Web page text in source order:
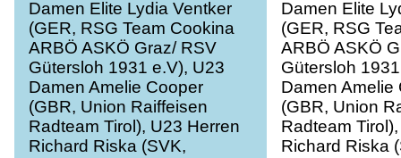
Amelie Cooper (GBR, Union
Raiffeisen Radteam Tirol),
U23 Herren Richard Riska
(SVK, Hrinkow Advarics), ,
Cycling League Austria
Radliga, Mühlviertler
Hügelwelt Classic Elite
Damen, Königswiesen, OÖ
Amelie
Raiffeisen
U23 Herren
(SVK, Hrinkow
Cycling
Radliga,
Hügelwelt
Damen,